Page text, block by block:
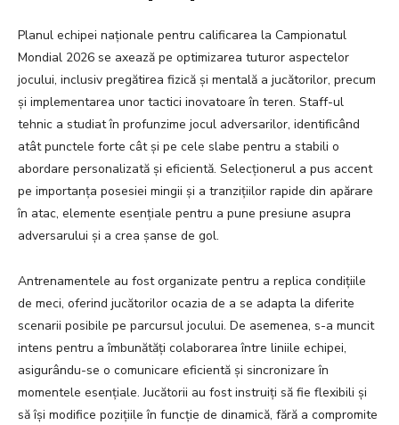
Planul echipei naționale pentru calificarea la Campionatul
Mondial 2026 se axează pe optimizarea tuturor aspectelor
jocului, inclusiv pregătirea fizică și mentală a jucătorilor, precum
și implementarea unor tactici inovatoare în teren. Staff-ul
tehnic a studiat în profunzime jocul adversarilor, identificând
atât punctele forte cât și pe cele slabe pentru a stabili o
abordare personalizată și eficientă. Selecționerul a pus accent
pe importanța posesiei mingii și a tranzițiilor rapide din apărare
în atac, elemente esențiale pentru a pune presiune asupra
adversarului și a crea șanse de gol.
Antrenamentele au fost organizate pentru a replica condițiile
de meci, oferind jucătorilor ocazia de a se adapta la diferite
scenarii posibile pe parcursul jocului. De asemenea, s-a muncit
intens pentru a îmbunătăți colaborarea între liniile echipei,
asigurându-se o comunicare eficientă și sincronizare în
momentele esențiale. Jucătorii au fost instruiți să fie flexibili și
să își modifice pozițiile în funcție de dinamică, fără a compromite